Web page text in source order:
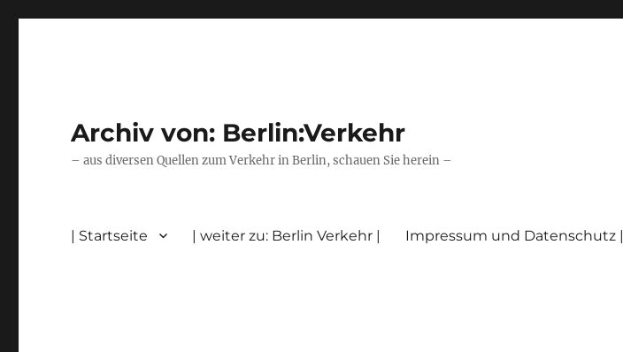
Archiv von: Berlin:Verkehr
– aus diversen Quellen zum Verkehr in Berlin, schauen Sie herein –
| Startseite | weiter zu: Berlin Verkehr | Impressum und Datenschutz |